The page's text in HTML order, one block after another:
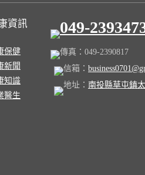
資訊
保健
新聞
知識
醫生
049-
傳真：049-2390817
信箱：
地址： 南投縣草屯鎮